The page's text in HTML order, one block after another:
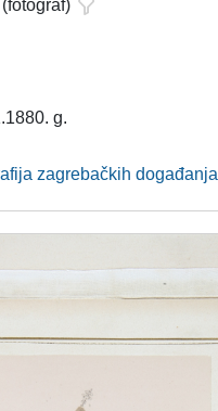
(fotograf)
g.
zagrebačkih događanja